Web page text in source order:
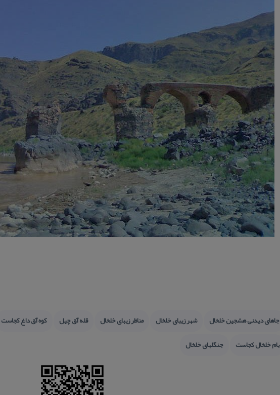
جاهای دیدنی هشجین خلخال شهر زیبای خلخال مناظر زیبای خلخال قله آق چیل كوه آق داغ كجاست
بام خلخال كجاست
جنگلهای خلخال